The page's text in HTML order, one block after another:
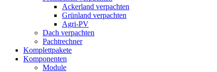
Ackerland verpachten
Grünland verpachten
Agri-PV
Dach verpachten
Pachtrechner
Komplettpakete
Komponenten
Module